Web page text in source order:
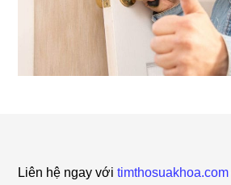
Liên hệ ngay vớitimthosuakhoa.com